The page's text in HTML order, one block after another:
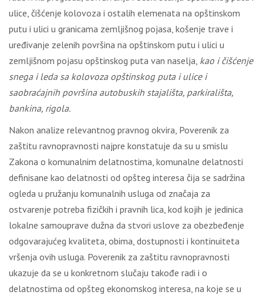
ulice, čišćenje kolovoza i ostalih elemenata na opštinskom
putu i ulici u granicama zemlјišnog pojasa, košenje trave i
uređivanje zelenih površina na opštinskom putu i ulici u
zemlјišnom pojasu opštinskog puta van naselјa, kao i čišćenje
snega i leda sa kolovoza opštinskog puta i ulice i
saobraćajnih površina autobuskih stajališta, parkirališta,
bankina, rigola.
Nakon analize relevantnog pravnog okvira, Poverenik za
zaštitu ravnopravnosti najpre konstatuje da su u smislu
Zakona o komunalnim delatnostima, komunalne delatnosti
definisane kao delatnosti od opšteg interesa čija se sadržina
ogleda u pružanju komunalnih usluga od značaja za
ostvarenje potreba fizičkih i pravnih lica, kod kojih je jedinica
lokalne samouprave dužna da stvori uslove za obezbeđenje
odgovarajućeg kvaliteta, obima, dostupnosti i kontinuiteta
vršenja ovih usluga. Poverenik za zaštitu ravnopravnosti
ukazuje da se u konkretnom slučaju takođe radi i o
delatnostima od opšteg ekonomskog interesa, na koje se u